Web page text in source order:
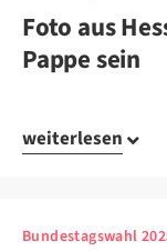
Foto aus
Pappe sein
weiterlesen
Bundestagswahl